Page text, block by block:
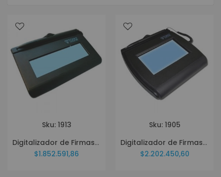
Sku: 1913
Digitalizador de Firmas Topaz T LBK460 HSB R Siglite
$1.852.591,86
Sku: 1905
Digitalizador de Firmas Topaz T LBK750 BHSB R Siglite
$2.202.450,60